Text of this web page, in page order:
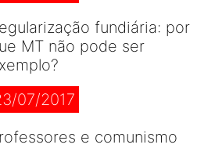
fundiária: por
MT não pode ser
07/2017
e comunismo